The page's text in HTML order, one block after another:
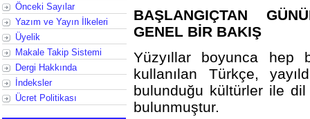
Önceki Sayılar
Yazım ve Yayın İlkeleri
Üyelik
Makale Takip Sistemi
Dergi Hakkında
İndeksler
Ücret Politikası
BAŞLANGIÇTAN
GENEL BİR BAKIŞ
Yüzyıllar boyunca hep
kullanılan Türkçe,
bulunduğu kültürler ile
bulunmuştur.